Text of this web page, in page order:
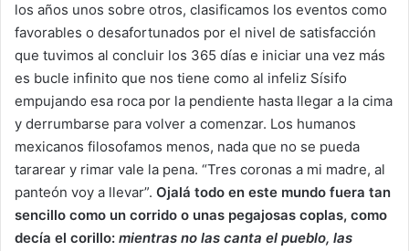
los años unos sobre otros, clasificamos los eventos como
favorables o desafortunados por el nivel de satisfacción
que tuvimos al concluir los 365 días e iniciar una vez más
es bucle infinito que nos tiene como al infeliz Sísifo
empujando esa roca por la pendiente hasta llegar a la cima
y derrumbarse para volver a comenzar. Los humanos
mexicanos filosofamos menos, nada que no se pueda
tararear y rimar vale la pena. “Tres coronas a mi madre, al
panteón voy a llevar”. Ojalá todo en este mundo fuera tan
sencillo como un corrido o unas pegajosas coplas, como
decía el corillo: mientras no las canta el pueblo, las